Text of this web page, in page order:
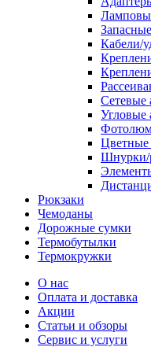
Кабели/
Сетевые
Угловые
Цветные
Шнурки/
Рюкзаки
Чемоданы
Дорожные сумки
Термобутылки
Термокружки
О нас
Оплата и доставка
Акции
Статьи и обзоры
Сервис и услуги